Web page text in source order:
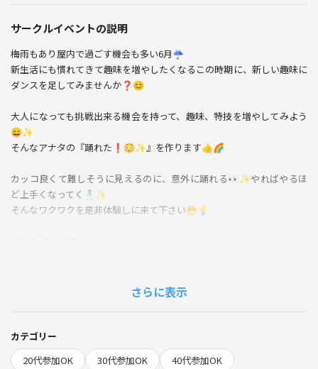
サークルイベントの説明
梅雨もあり屋内で過ごす機会も多い6月☔️
新生活にも慣れてきて趣味を増やしたくなるこの時期に、新しい趣味に
ダンスを足してみませんか❓😊
大人になっても挑戦出来る機会を持って、趣味、特技を増やしてみよう
😄✨
そんなアナタの『踊れた❗️😳✨』を作ります👍🌈
カッコ良くて難しそうに見えるのに、意外に踊れる👀✨やればやるほ
ど上手くなってく🕺✨
そんなワクワクを是非体験しに来て下さい😁💡
「簡単なのにカッコ良く踊れてテンションあがった」などの声が多数
開したい人
そんな人達の為の『ダンススタジオその前に』のダンスレッスン✨
さらに表示
カテゴリー
20代参加OK
30代参加OK
40代参加OK